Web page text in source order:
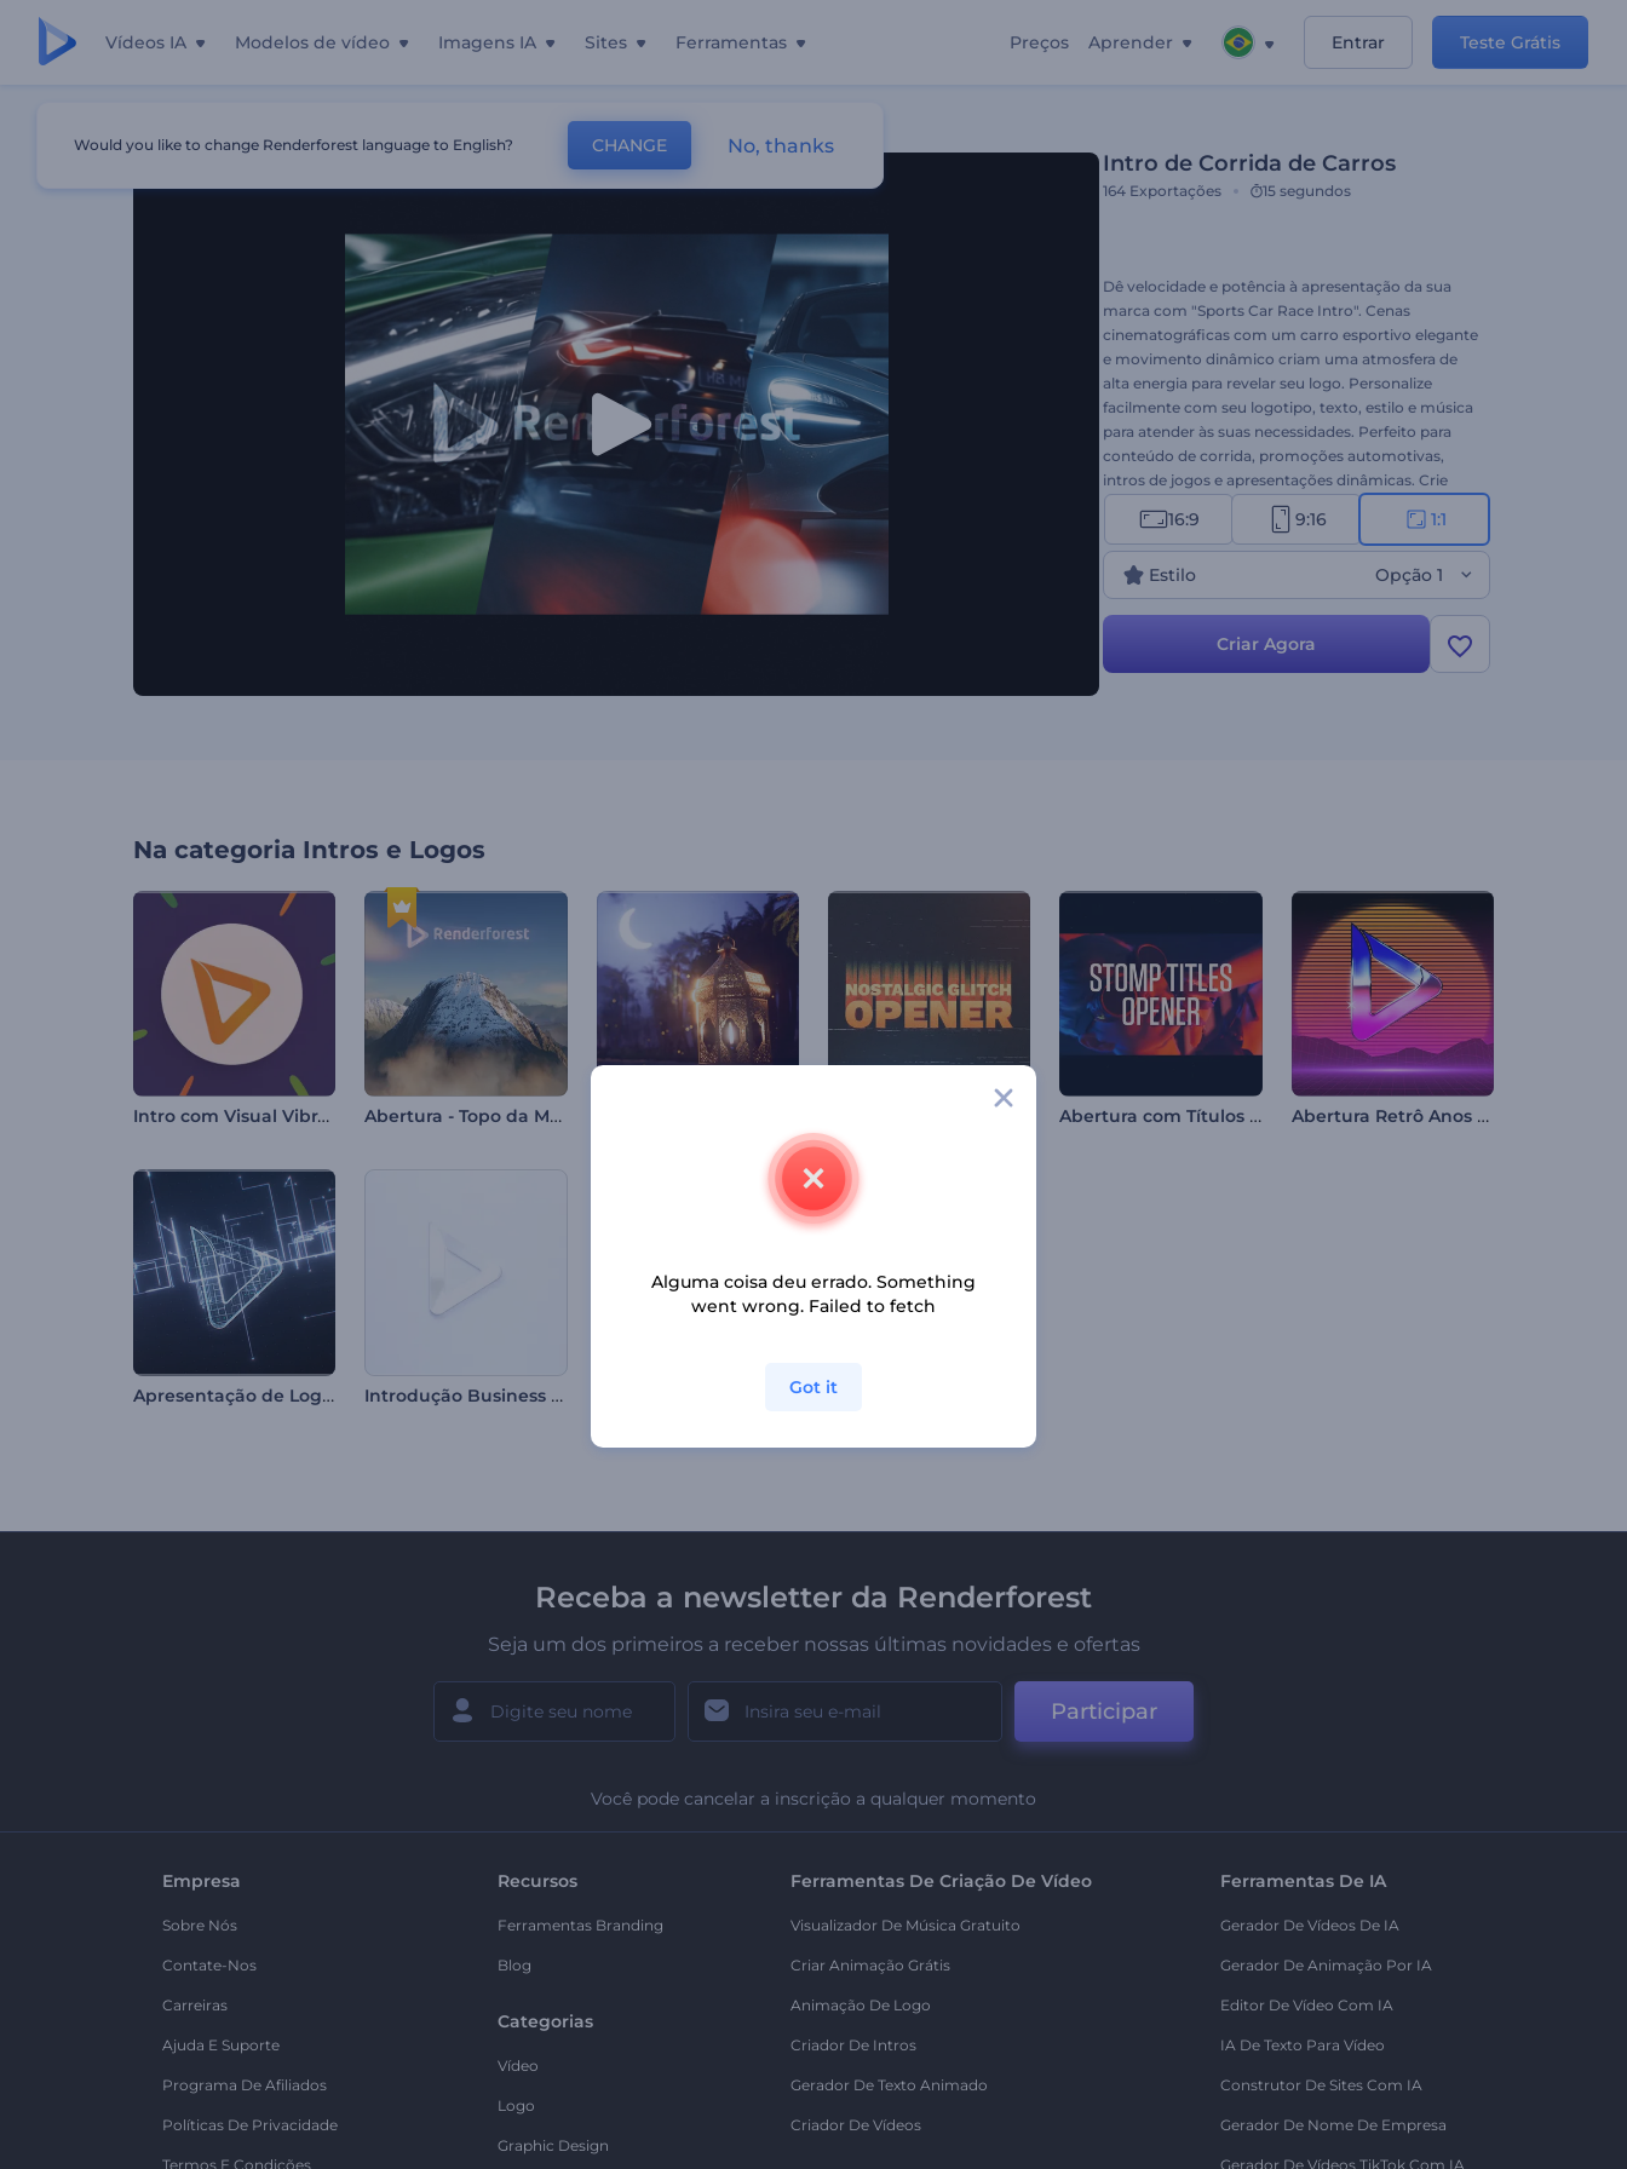
Vídeos IA Modelos de vídeo Imagens IA Sites Ferramentas Preços Aprender Entrar Teste Grátis
Intro de Corrida de Carros
164 Exportações 15 segundos
Dê velocidade e potência à apresentação da sua
marca com "Sports Car Race Intro". Cenas
cinematográficas com um carro esportivo elegante
e movimento dinâmico criam uma atmosfera de
alta energia para revelar seu logo. Personalize
facilmente com seu logotipo, texto, estilo e música
para atender às suas necessidades. Perfeito para
conteúdo de corrida, promoções automotivas,
intros de jogos e apresentações dinâmicas. Crie
agora e deixe sua marca acelerar com estilo!
16:9 9:16 1:1
Estilo Opção 1
Criar Agora
Na categoria Intros e Logos
Intro com Visual Vibrante Abertura - Topo da Montanha Abertura com Títulos Explosivos Abertura Retrô Anos 80
Apresentação de Logo - Circuito Digital Introdução Business Rápida Intro com Olho Realista
Receba a newsletter da Renderforest
Seja um dos primeiros a receber nossas últimas novidades e ofertas
Participar
Você pode cancelar a inscrição a qualquer momento
Empresa
Sobre Nós
Contate-Nos
Carreiras
Ajuda E Suporte
Programa De Afiliados
Políticas De Privacidade
Termos E Condições
Recursos
Ferramentas Branding
Blog
Categorias
Vídeo
Logo
Graphic Design
Ferramentas De Criação De Vídeo
Visualizador De Música Gratuito
Criar Animação Grátis
Animação De Logo
Criador De Intros
Gerador De Texto Animado
Criador De Vídeos
Ferramentas De IA
Gerador De Vídeos De IA
Gerador De Animação Por IA
Editor De Vídeo Com IA
IA De Texto Para Vídeo
Construtor De Sites Com IA
Gerador De Nome De Empresa
Gerador De Vídeos TikTok Com IA
Would you like to change Renderforest language to English? CHANGE No, thanks
Alguma coisa deu errado. Something
went wrong. Failed to fetch
Got it